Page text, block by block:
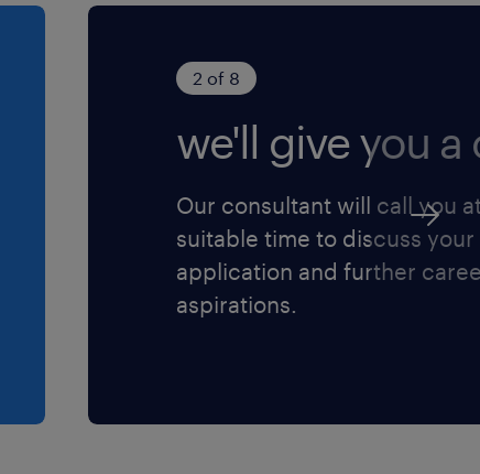
naar de situatie op de
de expert maakt
bouwen.
waar je geen
is hun focus op passie
2 of 8
we'll give you a
Our consultant will call you
suitable time to discuss your
application and further
aspirations.